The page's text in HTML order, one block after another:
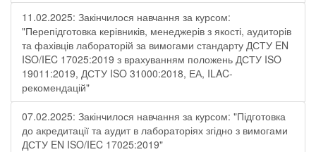
11.02.2025: Закінчилося навчання за курсом:
"Перепідготовка керівників, менеджерів з якості, аудиторів
та фахівців лабораторій за вимогами стандарту ДСТУ EN
ISO/IEC 17025:2019 з врахуванням положень ДСТУ ISO
19011:2019, ДСТУ ISO 31000:2018, ЕА, ILAC-
рекомендацій"
07.02.2025: Закінчилося навчання за курсом: "Підготовка
до акредитації та аудит в лабораторіях згідно з вимогами
ДСТУ EN ISO/IEC 17025:2019"